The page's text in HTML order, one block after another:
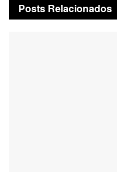
Posts Relacionados